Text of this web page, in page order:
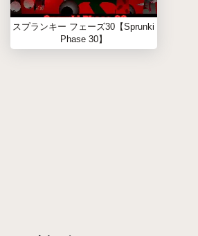
スプランキー フェーズ30【Sprunki
Phase 30】